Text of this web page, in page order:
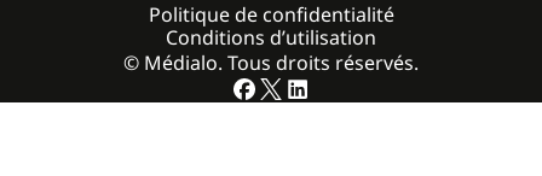
© Médialo. Tous droits réservés.
Politique de confidentialité
Conditions d’utilisation